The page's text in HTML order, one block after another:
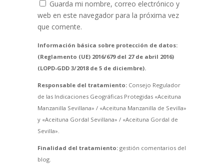
Guarda mi nombre, correo electrónico y
web en este navegador para la próxima vez
que comente.
Información básica sobre protección de datos:
(Reglamento (UE) 2016/679 del 27 de abril 2016)
(LOPD-GDD 3/2018 de 5 de diciembre).
Responsable del tratamiento:Consejo Regulador
de las Indicaciones Geográficas Protegidas «Aceituna
Manzanilla Sevillana» / «Aceituna Manzanilla de Sevilla»
y «Aceituna Gordal Sevillana» / «Aceituna Gordal de
Sevilla».
Finalidad del tratamiento:gestión comentarios del
blog.